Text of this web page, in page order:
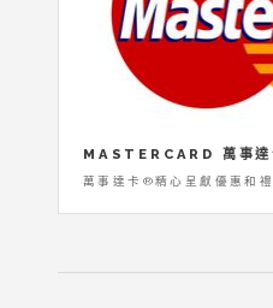
MASTERCARD 萬事
萬事達卡®精心呈獻優惠和禮